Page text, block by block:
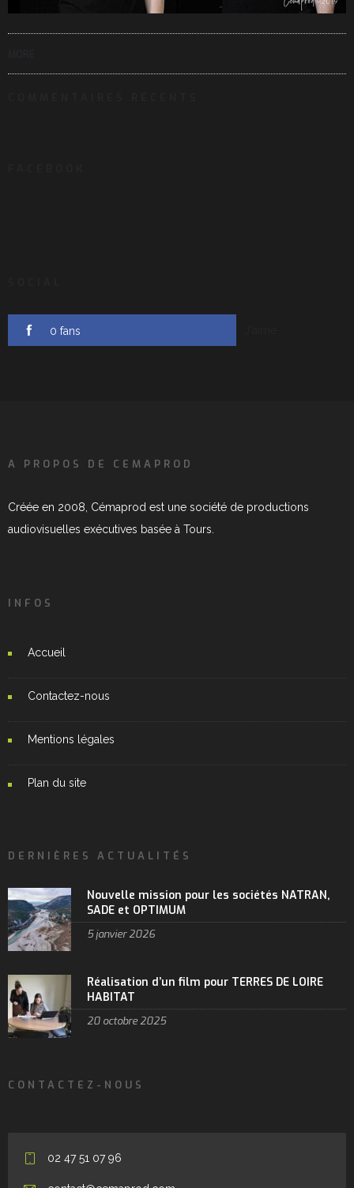
0 fans
A PROPOS DE CEMAPROD
Créée en 2008, Cémaprod est une société de productions
audiovisuelles exécutives basée à Tours.
INFOS
Accueil
Contactez-nous
Mentions légales
Plan du site
DERNIÈRES ACTUALITÉS
Nouvelle mission pour les sociétés NATRAN,
SADE et OPTIMUM
5 janvier 2026
Réalisation d’un film pour TERRES DE LOIRE
HABITAT
20 octobre 2025
CONTACTEZ-NOUS
02 47 51 07 96